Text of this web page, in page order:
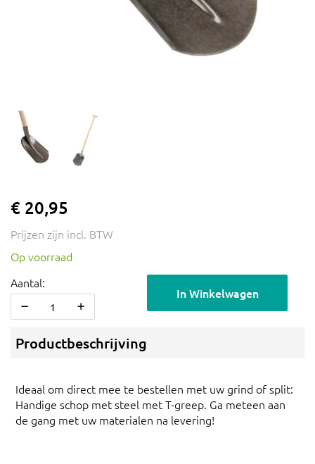
€ 20,95
Prijzen zijn incl. BTW
Op voorraad
Aantal:
In Winkelwagen
Productbeschrijving
Ideaal om direct mee te bestellen met uw grind of split:
Handige schop met steel met T-greep. Ga meteen aan
de gang met uw materialen na levering!